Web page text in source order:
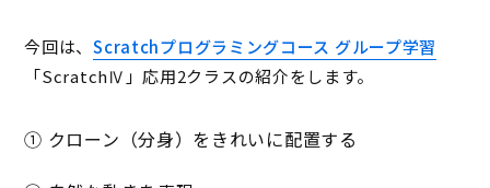
今回は、Scratchプログラミングコース グループ学習
「ScratchⅣ」応用2クラスの紹介をします。
① クローン（分身）をきれいに配置する